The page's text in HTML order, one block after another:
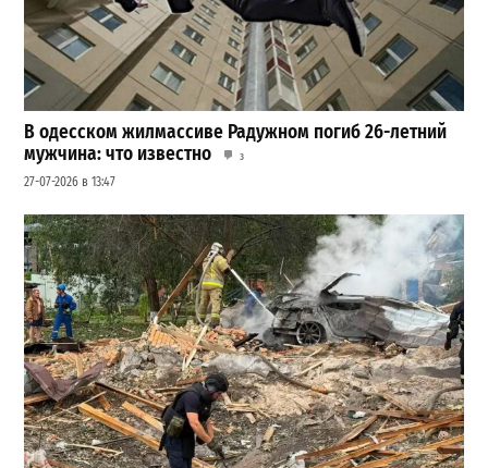
В одесском жилмассиве Радужном погиб 26-летний
мужчина: что известно
3
27-07-2026 в 13:47